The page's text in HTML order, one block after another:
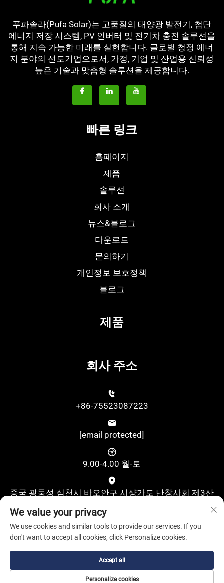
푸파솔라(Pufa Solar)는 고품질의 태양광 발전기, 첨단
에너지 저장 시스템, PV 인버터 및 전기차 충전 솔루션을
통해 지속 가능한 미래를 실현합니다. 글로벌 청정 에너
지 분야의 선도기업으로서, 가정, 기업 및 산업용 신뢰성
높은 기술과 맞춤형 솔루션을 제공합니다.
빠른 링크
홈페이지
제품
솔루션
회사 소개
뉴스&블로그
다운로드
문의하기
개인정보 보호정책
블로그
제품
회사 주소
+86-75523087223
[email protected]
9.00-4.00 월-토
중국 광둥성 심천시 바오안구 시샹가도 난창사회 제3산
Copyright © Shenzhen Pufa New Energy Co., Ltd. All Rights
We value your privacy
We use cookies and similar tools to provide our services. If you
don't want to accept all cookies, click Personalize cookies.
Personalize cookies
Accept all